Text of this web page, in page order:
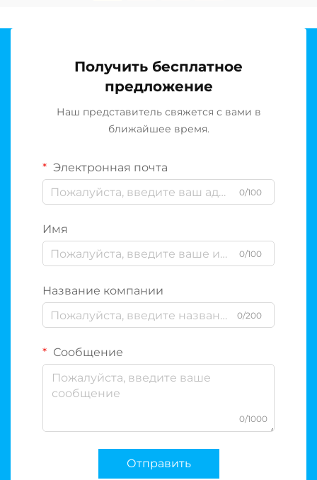
Получить бесплатное
предложение
Наш представитель свяжется с вами в
ближайшее время.
Электронная почта
0/100
Имя
0/100
Название компании
0/200
Сообщение
0/1000
Отправить